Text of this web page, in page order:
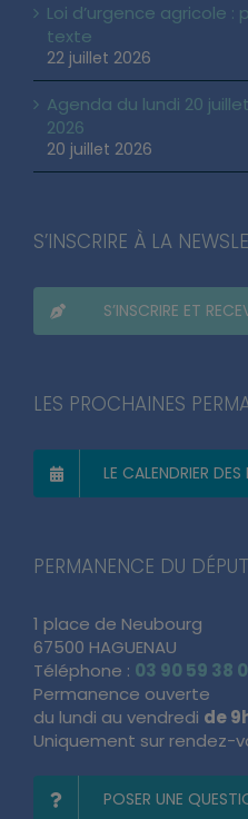
Loi d’urgence agricole :
texte
22 juillet 2026
Agenda du lundi 20
2026
20 juillet 2026
S’INSCRIRE À LA
S’INSCRIRE ET
LES PROCHAINES
LE CALENDRIER
PERMANENCE DU
1 place de Neubourg
67500 HAGUENAU
Téléphone : 03 90 59 38
Permanence ouverte
du lundi au vendredi de
Uniquement sur rendez-
POSER UNE